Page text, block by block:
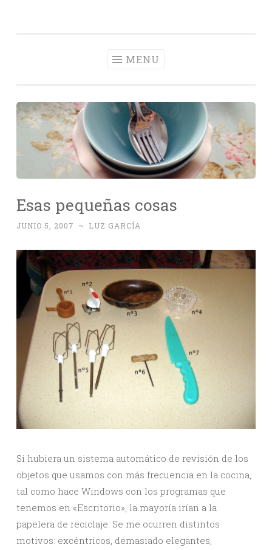
MENU
Esas pequeñas cosas
JUNIO 5, 2007 ~ LUZ GARCÍA
Si hubiera un sistema automático de revisión de los
objetos que usamos con más frecuencia en la cocina,
tal como hace Windows con los programas que
tenemos en «Escritorio», la mayoría irían a la
papelera de reciclaje. Se me ocurren distintos
motivos: excéntricos, demasiado elegantes,